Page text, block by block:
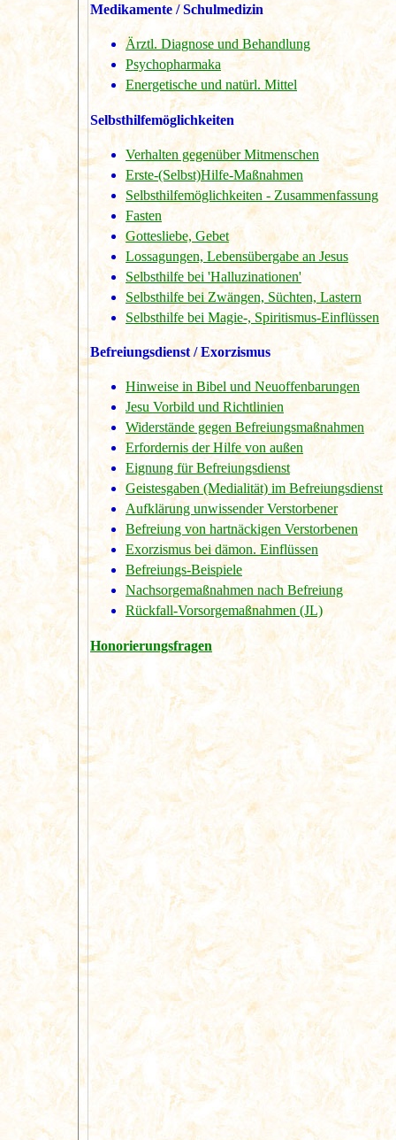
Medikamente / Schulmedizin
Ärztl. Diagnose und Behandlung
Psychopharmaka
Energetische und natürl. Mittel
Selbsthilfemöglichkeiten
Verhalten gegenüber Mitmenschen
Erste-(Selbst)Hilfe-Maßnahmen
Selbsthilfemöglichkeiten - Zusammenfassung
Fasten
Gottesliebe, Gebet
Lossagungen, Lebensübergabe an Jesus
Selbsthilfe bei 'Halluzinationen'
Selbsthilfe bei Zwängen, Süchten, Lastern
Selbsthilfe bei Magie-, Spiritismus-Einflüssen
Befreiungsdienst / Exorzismus
Hinweise in Bibel und Neuoffenbarungen
Jesu Vorbild und Richtlinien
Widerstände gegen Befreiungsmaßnahmen
Erfordernis der Hilfe von außen
Eignung für Befreiungsdienst
Geistesgaben (Medialität) im Befreiungsdienst
Aufklärung unwissender Verstorbener
Befreiung von hartnäckigen Verstorbenen
Exorzismus bei dämon. Einflüssen
Befreiungs-Beispiele
Nachsorgemaßnahmen nach Befreiung
Rückfall-Vorsorgemaßnahmen (JL)
Honorierungsfragen